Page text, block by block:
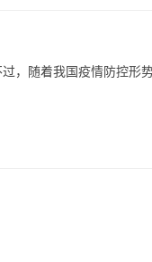
，随着我国疫情防控形